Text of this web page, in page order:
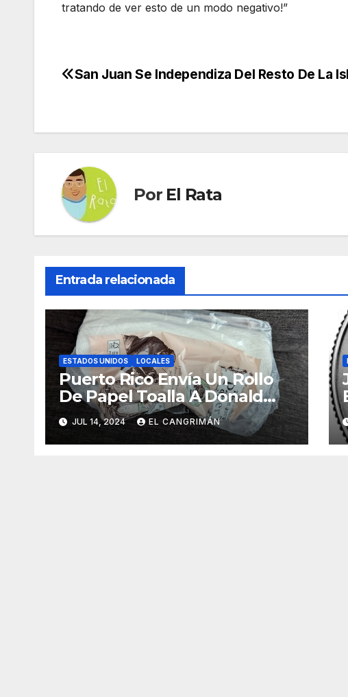
tratando de ver esto de un modo negativo!”
Navegación
entradas
San Juan Se Independiza Del Resto De La
Por El Rata
Entrada relacionada
ESTADOS UNIDOS LOCALES
Puerto Rico Envía Un Rollo
De Papel Toalla A Donald
Trump Pa’ Que Use Las Hojas
De Curita
JUL 14, 2024 EL CANGRIMÁN